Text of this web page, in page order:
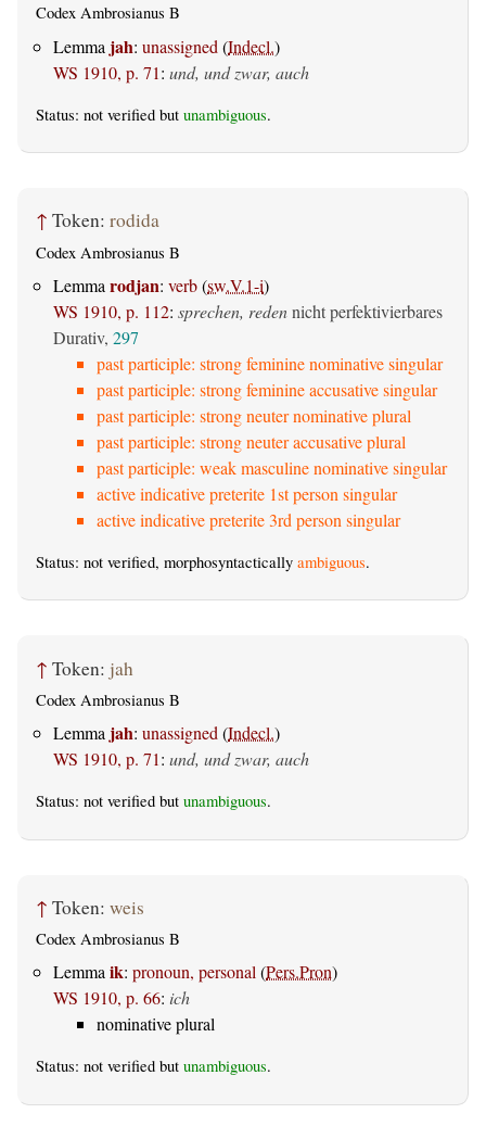
Codex Ambrosianus B
Lemma jah: unassigned (Indecl.)
WS 1910, p. 71: und, und zwar, auch
Status: not verified but unambiguous.
↑ Token: rodida
Codex Ambrosianus B
Lemma rodjan: verb(sw.V.1-i)
WS 1910, p. 112: sprechen, redennicht perfektivierbares
Durativ, 297
past participle: strong feminine nominative singular
past participle: strong feminine accusative singular
past participle: strong neuter nominative plural
past participle: strong neuter accusative plural
past participle: weak masculine nominative singular
active indicative preterite 1st person singular
active indicative preterite 3rd person singular
Status: not verified, morphosyntactically ambiguous.
↑ Token: jah
Codex Ambrosianus B
Lemma jah: unassigned (Indecl.)
WS 1910, p. 71: und, und zwar, auch
Status: not verified but unambiguous.
↑ Token: weis
Codex Ambrosianus B
Lemmaik: pronoun, personal(Pers.Pron)
WS 1910, p. 66: ich
nominative plural
Status: not verified but unambiguous.